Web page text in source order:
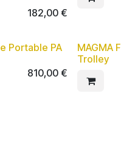
182,00 €
Portable PA
810,00 €
MAGMA
Trolley